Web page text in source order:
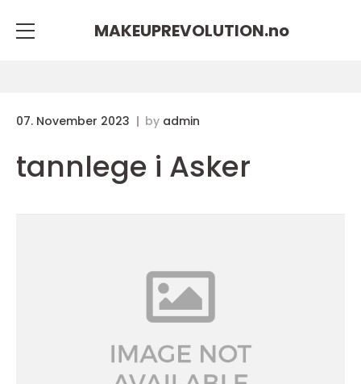
MAKEUPREVOLUTION.no
07. November 2023 by admin
tannlege i Asker